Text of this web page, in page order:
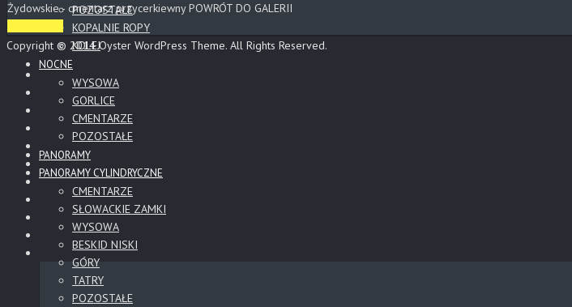
POZOSTAŁE
KOPALNIE ROPY
KOLEJ
NOCNE
WYSOWA
GORLICE
CMENTARZE
POZOSTAŁE
PANORAMY
PANORAMY CYLINDRYCZNE
CMENTARZE
SŁOWACKIE ZAMKI
WYSOWA
BESKID NISKI
GÓRY
TATRY
POZOSTAŁE
Żydowskie - cmentarz przycerkiewny POWRÓT DO GALERII
Copyright © 2014 Oyster WordPress Theme. All Rights Reserved.